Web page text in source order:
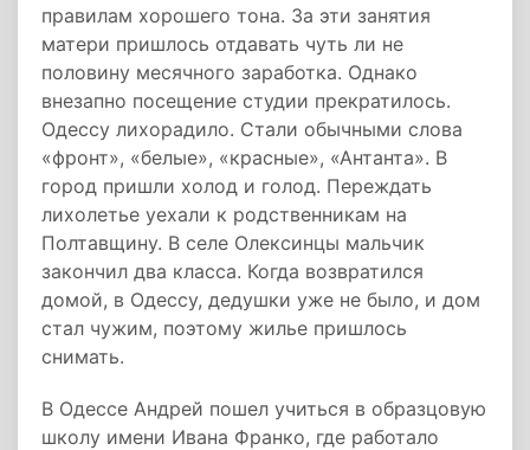
правилам хорошего тона. За эти занятия
матери пришлось отдавать чуть ли не
половину месячного заработка. Однако
внезапно посещение студии прекратилось.
Одессу лихорадило. Стали обычными слова
«фронт», «белые», «красные», «Антанта». В
город пришли холод и голод. Переждать
лихолетье уехали к родственникам на
Полтавщину. В селе Олексинцы мальчик
закончил два класса. Когда возвратился
домой, в Одессу, дедушки уже не было, и дом
стал чужим, поэтому жилье пришлось
снимать.
В Одессе Андрей пошел учиться в образцовую
школу имени Ивана Франко, где работало